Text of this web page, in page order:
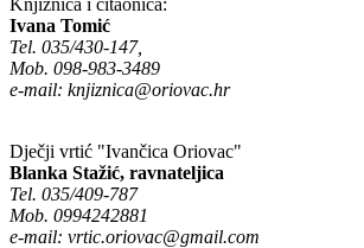
Knjižnica i čitaonica:
Ivana Tomić
Tel. 035/430-147,
Mob. 098-983-3489
e-mail: knjiznica@oriovac.hr
Dječji vrtić "Ivančica Oriovac"
Blanka Stažić, ravnateljica
Tel. 035/409-787
Mob. 0994242881
e-mail: vrtic.oriovac@gmail.com